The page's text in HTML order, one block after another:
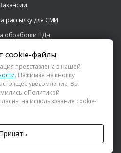
И СОЦИАЛЬНЫХ ПРОЕКТОВ»
Вакансии
рассылку для СМИ
обработки ПДн
222 0700
cookie-файлы
представлена в нашей
. Нажимая на кнопку
уведомление, Вы
с Политикой
на использование cookie-
Принять